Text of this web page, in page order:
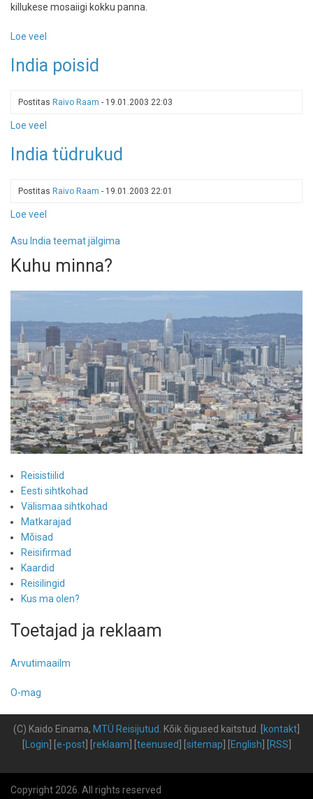
killukese mosaiigi kokku panna.
Loe veel
maa
magustoit
India poisid
Postitas Raivo Raam - 19.01.2003 22:03
Loe veel
poisid
India tüdrukud
Postitas Raivo Raam - 19.01.2003 22:01
Loe veel
tüdrukud
Asu India teemat jälgima
Kuhu minna?
Reisistiilid
Eesti sihtkohad
Välismaa sihtkohad
Matkarajad
Mõisad
Reisifirmad
Kaardid
Reisilingid
Kus ma olen?
Toetajad ja reklaam
Arvutimaailm
O-mag
(C) Kaido Einama, MTÜ Reisijutud Kõik õigused kaitstud kontakt
Login e-post] [ reklaam teenused sitemap English RSS
Copyright 2026. All rights reserved